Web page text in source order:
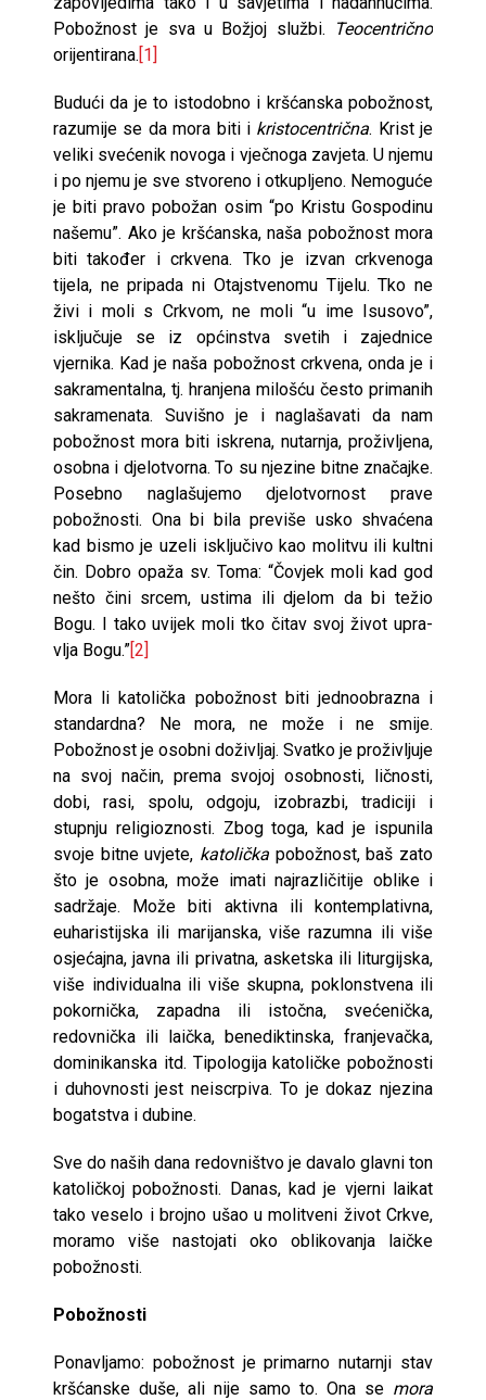
Pobo­žnost je sva u Božjoj službi.
Teocentrično
orijentirana.[1]
Budući da je to istodobno i kršćanska pobožnost,
razumije se da mora biti i kristocentrična. Krist je
veliki svećenik novoga i vječnoga zavjeta. U njemu
i po njemu je sve stvoreno i otkupljeno. Nemoguće
je biti pra­vo pobožan osim “po Kristu Gospodinu
našemu”. Ako je kršćanska, naša pobožnost mora
biti također i crkvena. Tko je izvan crkvenoga
tijela, ne pripada ni Otajstvenomu Tijelu. Tko ne
živi i moli s Crkvom, ne moli “u ime Isusovo”,
isključuje se iz općinstva svetih i zajednice
vjernika. Kad je naša pobožnost crkvena, onda je i
sakramentalna, tj. hranjena milošću često primanih
sakramenata. Suvišno je i naglašavati da nam
pobožnost mora biti iskrena, nutarnja, proživljena,
osobna i djelotvorna. To su njezine bitne značajke.
Posebno naglašujemo djelotvornost prave
pobožnosti. Ona bi bi­la previše usko shvaćena
kad bismo je uzeli isključivo kao molitvu ili kultni
čin. Dobro opaža sv. Toma: “Čovjek moli kad god
nešto čini srcem, ustima ili djelom da bi težio
Bogu. I tako uvijek moli tko čitav svoj život upra­
vlja Bogu.”[2]
Mora li katolička pobožnost biti jednoobrazna i
standardna? Ne mora, ne može i ne smije.
Pobožnost je osobni doživljaj. Svatko je proživljuje
na svoj način, prema svojoj osobnosti, ličnosti,
dobi, rasi, spolu, odgoju, izobrazbi, tradi­ciji i
stupnju religioznosti. Zbog toga, kad je ispunila
svoje bitne uvjete, katolička pobožnost, baš zato
što je osobna, može imati najrazličitije oblike i
sadržaje. Može biti aktivna ili kontemplativna,
euharistijska ili marijanska, više razumna ili više
osjećajna, javna ili privatna, asketska ili litur­gijska,
više individualna ili više skupna, poklonstvena ili
pokornička, zapadna ili istočna, svećenička,
redovnička ili laička, benediktinska, franjevačka,
dominikanska itd. Tipologija katoličke pobožnosti
i duhovnosti jest neis­crpiva. To je dokaz njezina
bogatstva i dubine.
Sve do naših dana redovništvo je davalo glavni ton
katoličkoj pobožno­sti. Danas, kad je vjerni laikat
tako veselo i brojno ušao u molitveni život Crkve,
moramo više nastojati oko oblikovanja laičke
pobožnosti.
Pobožnosti
Ponavljamo: pobožnost je primarno nutarnji stav
kršćanske duše, ali nije samo to. Ona se mora